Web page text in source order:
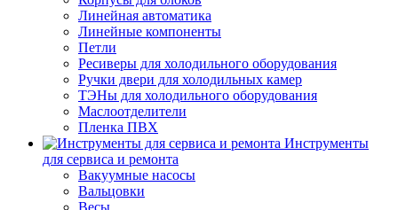
Линейная автоматика
Линейные компоненты
Петли
Ресиверы для холодильного оборудования
Ручки двери для холодильных камер
ТЭНы для холодильного оборудования
Маслоотделители
Пленка ПВХ
Инструменты
для сервиса и ремонта
Вакуумные насосы
Вальцовки
Весы